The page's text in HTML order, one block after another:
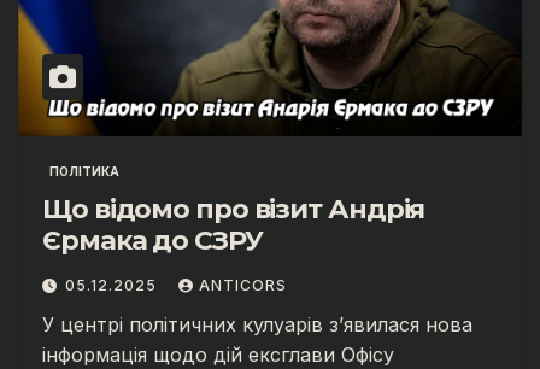
ПОЛІТИКА
Що відомо про візит Андрія
Єрмака до СЗРУ
05.12.2025 ANTICORS
У центрі політичних кулуарів з’явилася нова
інформація щодо дій ексглави Офісу